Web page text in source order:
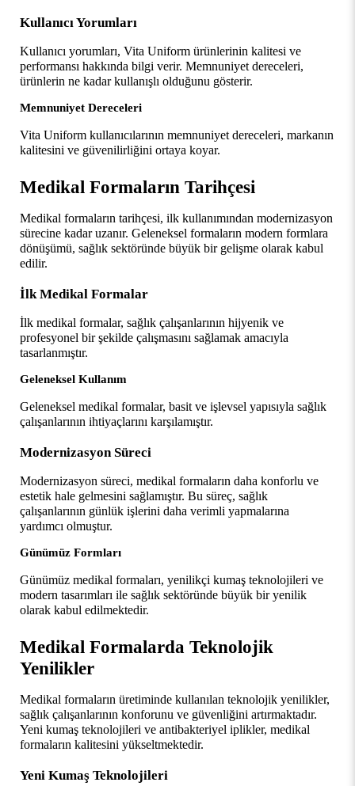
Kullanıcı Yorumları
Kullanıcı yorumları, Vita Uniform ürünlerinin kalitesi ve
performansı hakkında bilgi verir. Memnuniyet dereceleri,
ürünlerin ne kadar kullanışlı olduğunu gösterir.
Memnuniyet Dereceleri
Vita Uniform kullanıcılarının memnuniyet dereceleri, markanın
kalitesini ve güvenilirliğini ortaya koyar.
Medikal Formaların Tarihçesi
Medikal formaların tarihçesi, ilk kullanımından modernizasyon
sürecine kadar uzanır. Geleneksel formaların modern formlara
dönüşümü, sağlık sektöründe büyük bir gelişme olarak kabul
edilir.
İlk Medikal Formalar
İlk medikal formalar, sağlık çalışanlarının hijyenik ve
profesyonel bir şekilde çalışmasını sağlamak amacıyla
tasarlanmıştır.
Geleneksel Kullanım
Geleneksel medikal formalar, basit ve işlevsel yapısıyla sağlık
çalışanlarının ihtiyaçlarını karşılamıştır.
Modernizasyon Süreci
Modernizasyon süreci, medikal formaların daha konforlu ve
estetik hale gelmesini sağlamıştır. Bu süreç, sağlık
çalışanlarının günlük işlerini daha verimli yapmalarına
yardımcı olmuştur.
Günümüz Formları
Günümüz medikal formaları, yenilikçi kumaş teknolojileri ve
modern tasarımları ile sağlık sektöründe büyük bir yenilik
olarak kabul edilmektedir.
Medikal Formalarda Teknolojik
Yenilikler
Medikal formaların üretiminde kullanılan teknolojik yenilikler,
sağlık çalışanlarının konforunu ve güvenliğini artırmaktadır.
Yeni kumaş teknolojileri ve antibakteriyel iplikler, medikal
formaların kalitesini yükseltmektedir.
Yeni Kumaş Teknolojileri